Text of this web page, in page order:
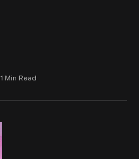
1 Min Read